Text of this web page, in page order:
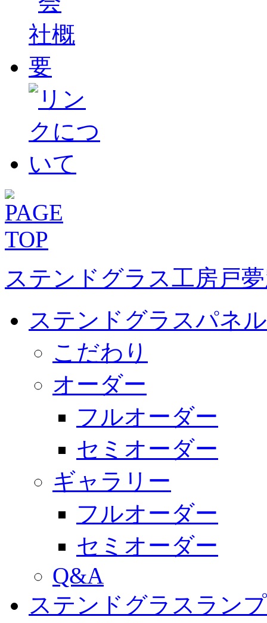
ステンドグラス工房戸
ステンドグラスパネル
こだわり
オーダー
フルオーダー
セミオーダー
ギャラリー
フルオーダー
セミオーダー
Q&A
ステンドグラスランプ